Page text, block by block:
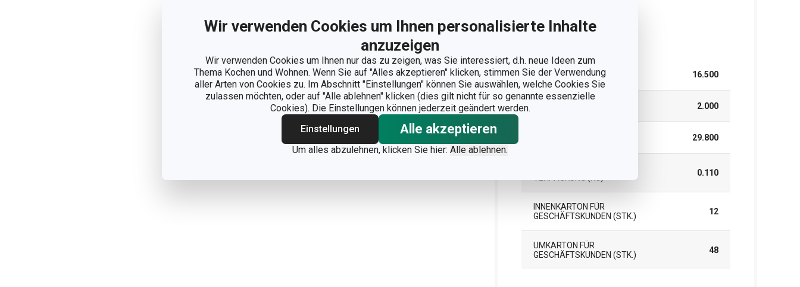
Wir verwenden Cookies um Ihnen personalisierte Inhalte
anzuzeigen
Wir verwenden Cookies um Ihnen nur das zu zeigen, was Sie interessiert, d.h. neue Ideen zum
Thema Kochen und Wohnen. Wenn Sie auf "Alles akzeptieren" klicken, stimmen Sie der Verwendung
aller Arten von Cookies zu. Im Abschnitt "Einstellungen" können Sie auswählen, welche Cookies Sie
zulassen möchten, oder auf "Alle ablehnen" klicken (dies gilt nicht für so genannte essenzielle
Cookies). Die Einstellungen können jederzeit geändert werden.
Einstellungen
Alle akzeptieren
Um alles abzulehnen, klicken Sie hier: Alle ablehnen.
BREITE (CM) 16.500
2.000
29.800
0.110
INNENKARTON FÜR
GESCHÄFTSKUNDEN (STK.)
12
UMKARTON FÜR
GESCHÄFTSKUNDEN (STK.)
48